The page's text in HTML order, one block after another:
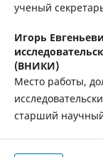
ученый
Игорь
(ВНИКИ)
Место работы,
старший